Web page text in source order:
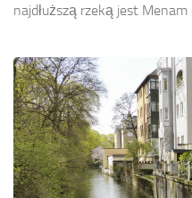
najdłuższą rzeką jest Menam